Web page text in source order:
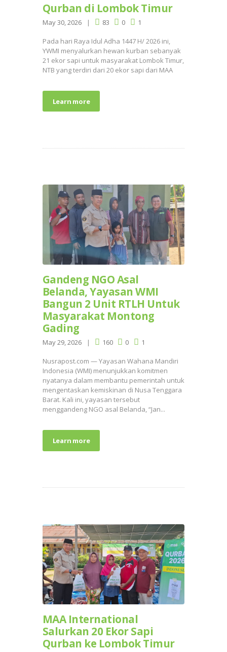
Qurban di Lombok Timur
May 30, 2026 83 0 1
Pada hari Raya Idul Adha 1447 H/ 2026 ini,
YWMI menyalurkan hewan kurban sebanyak
21 ekor sapi untuk masyarakat Lombok Timur,
NTB yang terdiri dari 20 ekor sapi dari MAA
Learn more
Gandeng NGO Asal
Belanda, Yayasan WMI
Bangun 2 Unit RTLH Untuk
Masyarakat Montong
Gading
May 29, 2026 160 0 1
Nusrapost.com — Yayasan Wahana Mandiri
Indonesia (WMI) menunjukkan komitmen
nyatanya dalam membantu pemerintah untuk
mengentaskan kemiskinan di Nusa Tenggara
Barat. Kali ini, yayasan tersebut
menggandeng NGO asal Belanda, “Jan...
Learn more
MAA International
Salurkan 20 Ekor Sapi
Qurban ke Lombok Timur